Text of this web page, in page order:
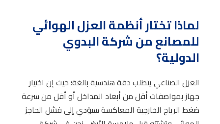
لماذا تختار أنظمة العزل الهوائي
للمصانع من شركة البدوي
الدولية؟
العزل الصناعي يتطلب دقة هندسية بالغة؛ حيث إن اختيار
جهاز بمواصفات أقل من أبعاد المداخل أو أقل من سرعة
ضغط الرياح الخارجية المعاكسة سيؤدي إلى فشل الحاجز